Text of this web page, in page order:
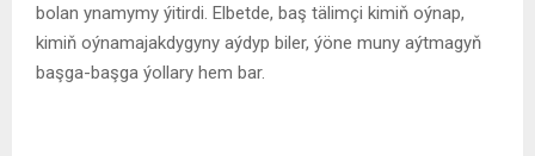
bolan ynamymy ýitirdi. Elbetde, baş tälimçi kimiň oýnap,
kimiň oýnamajakdygyny aýdyp biler, ýöne muny aýtmagyň
başga-başga ýollary hem bar.